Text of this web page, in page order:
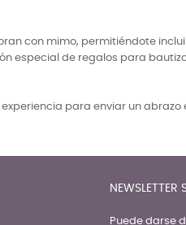
con mimo, permitiéndote
especial de regalos para
para enviar un abrazo
NEWSLETTER
Puede darse